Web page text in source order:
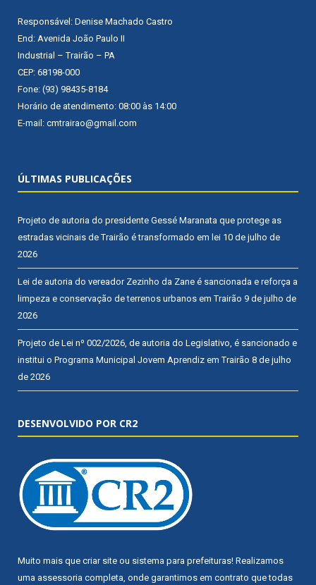
Responsável: Denise Machado Castro
End: Avenida João Paulo II
Industrial – Trairão – PA
CEP: 68198-000
Fone: (93) 98435-8184
Horário de atendimento: 08:00 às 14:00
E-mail: cmtrairao@gmail.com
ÚLTIMAS PUBLICAÇÕES
Projeto de autoria do presidente Gessé Maranata que protege as
estradas vicinais de Trairão é transformado em lei 10 de julho de
2026
Lei de autoria do vereador Zezinho da Zane é sancionada e reforça a
limpeza e conservação de terrenos urbanos em Trairão 9 de julho de
2026
Projeto de Lei nº 002/2026, de autoria do Legislativo, é sancionado e
institui o Programa Municipal Jovem Aprendiz em Trairão 8 de julho
de 2026
DESENVOLVIDO POR CR2
Muito mais que criar site ou sistema para prefeituras! Realizamos
uma assessoria completa, onde garantimos em contrato que todas